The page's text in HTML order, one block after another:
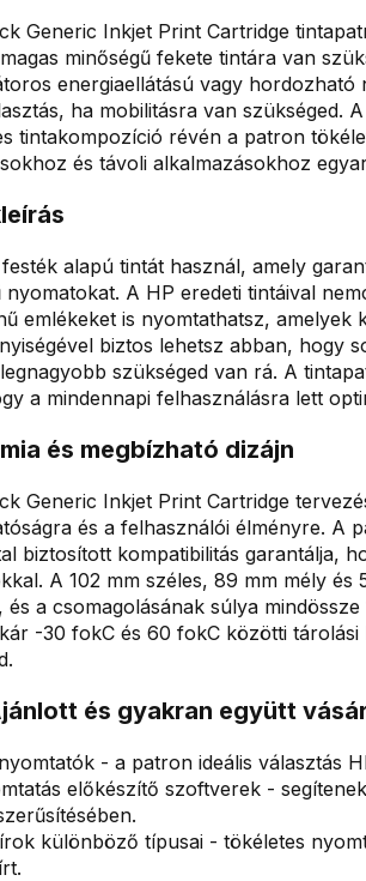
Generic Inkjet Print Cartridge
minőségű fekete tintára van
energiaellátású vagy
ha mobilitásra van szükséged.
tintakompozíció révén a patron
és távoli alkalmazásokhoz
alapú tintát használ, amely
nyomatokat. A HP eredeti tintáival
emlékeket is nyomtathatsz, amelyek
biztos lehetsz abban, hogy
szükséged van rá. A
a mindennapi felhasználásra lett
és megbízható dizájn
Generic Inkjet Print Cartridge
és a felhasználói élményre. A
biztosított kompatibilitás garantálja,
A 102 mm széles, 89 mm mély és
és a csomagolásának súlya
-30 fokC és 60 fokC közötti tárolási
és gyakran együtt
- a patron ideális választás
előkészítő szoftverek -
különböző típusai - tökéletes